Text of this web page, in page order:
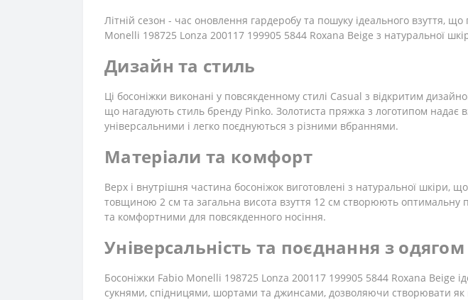
Літній сезон - час оновлення гардеробу та пошуку ідеального взуття,
Monelli 198725 Lonza 200117 199905 5844 Roxana Beige з натуральної
Дизайн та стиль
Ці босоніжки виконані у повсякденному стилі Casual з відкритим
що нагадують стиль бренду Pinko. Золотиста пряжка з логотипом надає
універсальними і легко поєднуються з різними вбраннями.
Матеріали та комфорт
Верх і внутрішня частина босоніжок виготовлені з натуральної шкіри,
товщиною 2 см та загальна висота взуття 12 см створюють оптимальну
та комфортними для повсякденного носіння.
Універсальність та поєднання з одягом
Босоніжки Fabio Monelli 198725 Lonza 200117 199905 5844 Roxana Beige
сукнями, спідницями, шортами та джинсами, дозволяючи створювати як